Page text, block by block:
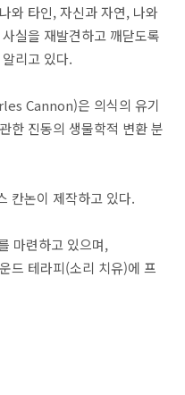
와 타인, 자신과 자연, 나와
실을 재발견하고 깨닫도록
리고 있다.
Cannon)은 의식의 유기
한 진동의 생물학적 변환 분
칸논이 제작하고 있다.
마련하고 있으며,
드 테라피(소리 치유)에 프